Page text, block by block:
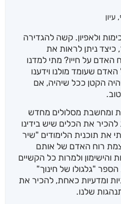
, עיון
ולאפיון. קשה להגדירה
כיצד ניתן לראות את
על חייו? מתי למדנו
שעומד מולנו וידענו
הקטן ככל שיהיה, אם
חוקרת ומחשבת מסלולים מחדש
את הכלים שיש בידינו
את תוכנית הלימודים "שיר
רוח האדם של אותם
והישימון ולמרות כל הקשיים
"גלגולו של חינוך"
ומדעיות כאחת, להכיר את
שלנו.